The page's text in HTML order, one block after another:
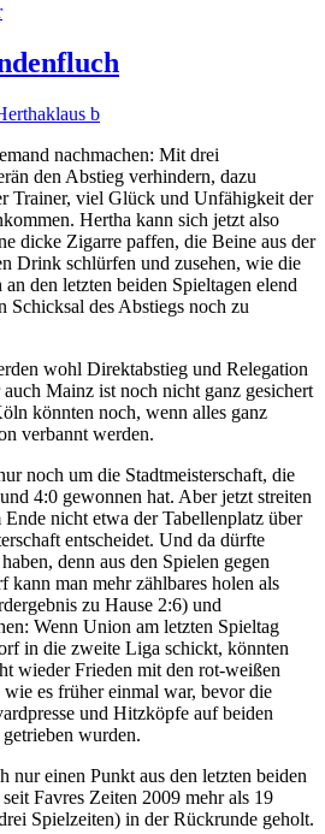
klaus b
nachmachen: Mit drei
den Abstieg verhindern, dazu
Trainer, viel Glück und Unfähigkeit der
Hertha kann sich jetzt also
dicke Zigarre paffen, die Beine aus der
Drink schlürfen und zusehen, wie die
den letzten beiden Spieltagen elend
Schicksal des Abstiegs noch zu
wohl Direktabstieg und Relegation
Mainz ist noch nicht ganz gesichert
könnten noch, wenn alles ganz
verbannt werden.
noch um die Stadtmeisterschaft, die
4:0 gewonnen hat. Aber jetzt streiten
nicht etwa der Tabellenplatz über
entscheidet. Und da dürfte
denn aus den Spielen gegen
man mehr zählbares holen als
zu Hause 2:6) und
Wenn Union am letzten Spieltag
in die zweite Liga schickt, könnten
wieder Frieden mit den rot-weißen
es früher einmal war, bevor die
und Hitzköpfe auf beiden
wurden.
nur einen Punkt aus den letzten beiden
Favres Zeiten 2009 mehr als 19
Spielzeiten) in der Rückrunde geholt.